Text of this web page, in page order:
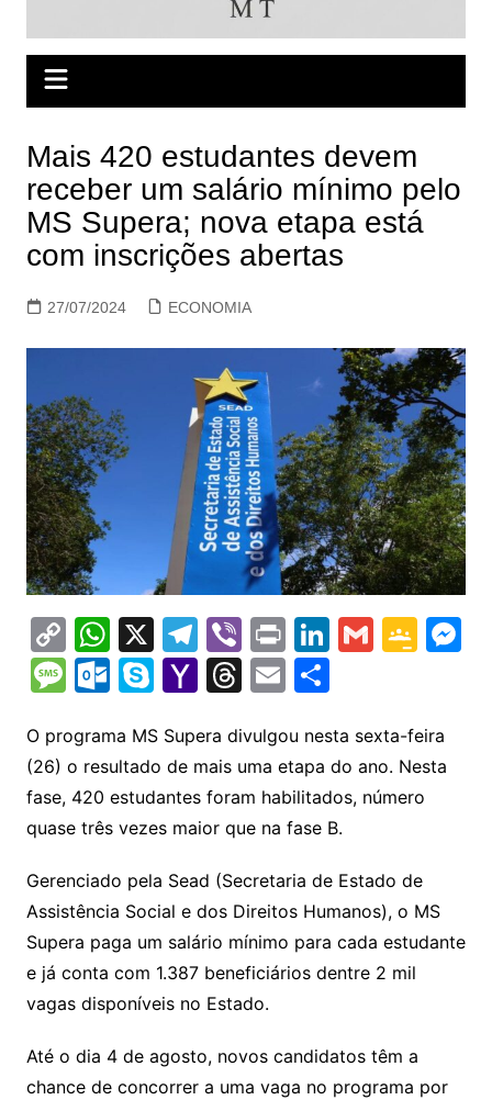
Mais 420 estudantes devem
receber um salário mínimo pelo
MS Supera; nova etapa está
com inscrições abertas
27/07/2024 ECONOMIA
C
o
p
y
Li
n
k
W
h
at
s
A
p
p
X T
el
e
gr
a
m
Vi
b
er
Pr
in
t
Li
n
k
e
dI
n
G
l
G
gl
e
Cl
s
sr
o
M
M
s
s
a
e
O
lo
o
k.
o
m
S
y
p
e
Y
h
o
o
ai
l
T
e
a
d
E
ai
l
S
ar
e
O programa MS Supera divulgou nesta sexta-feira
(26) o resultado de mais uma etapa do ano. Nesta
fase, 420 estudantes foram habilitados, número
quase três vezes maior que na fase B.
Gerenciado pela Sead (Secretaria de Estado de
Assistência Social e dos Direitos Humanos), o MS
Supera paga um salário mínimo para cada estudante
e já conta com 1.387 beneficiários dentre 2 mil
vagas disponíveis no Estado.
Até o dia 4 de agosto, novos candidatos têm a
chance de concorrer a uma vaga no programa por